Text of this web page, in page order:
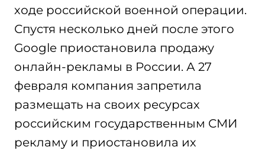
ходе российской военной операции.
Спустя несколько дней после этого
Google приостановила продажу
онлайн-рекламы в России. А 27
февраля компания запретила
размещать на своих ресурсах
российским государственным СМИ
рекламу и приостановила их